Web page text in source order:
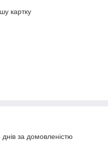
картку
за домовленістю